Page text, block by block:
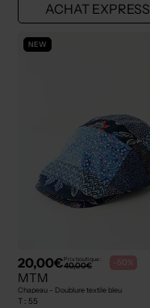
ACHAT EXPRESS
NEW
20,00€Prix boutique :
40,00€ -50%
MTM
Chapeau - Doublure textile bleu
T : 55